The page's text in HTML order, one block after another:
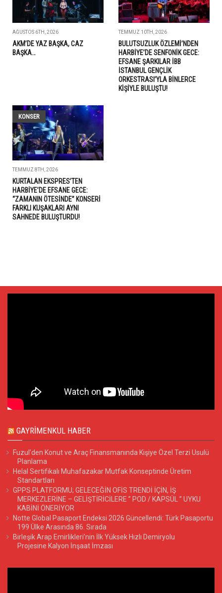
AĞUSTOS 6TH, 2026
AKM’DE YAZ BAŞKA, CAZ
BAŞKA…
TEMMUZ 10TH, 2026
BULUTSUZLUK ÖZLEMİ’NDEN
HARBİYE’DE SENFONİK GECE:
EFSANE ŞARKILAR İBB
İSTANBUL GENÇLİK
ORKESTRASI’YLA BİNLERCE
KİŞİYLE BULUŞTU!
KONSER
TEMMUZ 8TH, 2026
KURTALAN EKSPRES’TEN
HARBİYE’DE EFSANE GECE:
“ZAMANIN ÖTESİNDE” KONSERİ
FARKLI KUŞAKLARI AYNI
SAHNEDE BULUŞTURDU!
GAYRIMENKUL HABER
Fuzul’den Konut ve Araç Finansmanında Kişiye Özel Terzi Usulü
Planlama
Helal Sertifikalı Muhafazakar Mutfak Konseptinde Üretim
Standartları
GPPS PLATFORMU; GELECEĞİN OFİS TRENDİ İÇİN, İŞ
MERKEZLERİNE – GELİŞTİRİCİLERE ” POD / KAPSÜL ” UYKU
KABİNİ ÖNERİYOR
Notte Global Pasaport Endeksi 2026 Güncellendi: Türk Pasaportu
199 Ülke Arasında 86. Sırada
Birleşik Arap Emirlikleri’nin İlk Yüksek Hızlı Demiryolu
Projesine Kalyon İnşaat İmzası